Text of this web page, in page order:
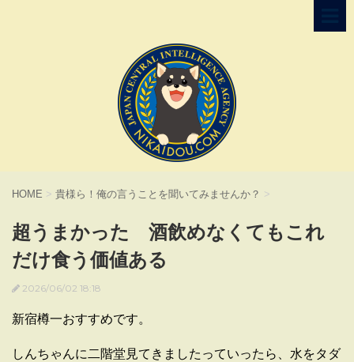
HOME > 貴様ら！俺の言うことを聞いてみませんか？ >
超うまかった 酒飲めなくてもこれ
だけ食う価値ある
2026/06/02 18:18
新宿樽一おすすめです。
しんちゃんに二階堂見てきましたっていったら、水をタダ